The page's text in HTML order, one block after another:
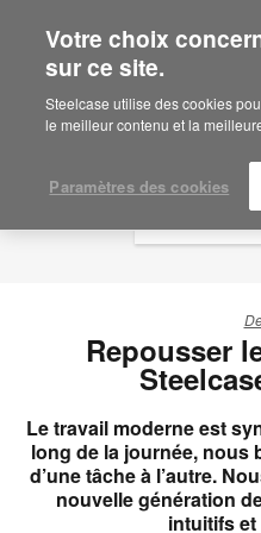
Are you in
Would you
your region?
English
Español
Repousser
Le travail moderne est
long de la journée,
d’une tâche à l’autre.
nouvelle génération
intuitifs
Votre choix
sur ce site.
Steelcase utilise des cookies
le meilleur contenu et la
Paramètres des cookies